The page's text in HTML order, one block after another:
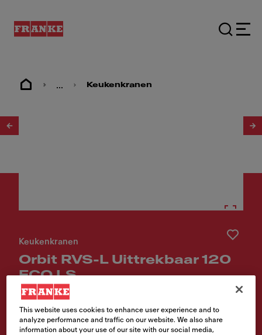
... Keukenkranen
Keukenkranen
Orbit RVS-L Uittrekbaar 120
ECO LS
Artikelnummer
115.0569.461
This website uses cookies to enhance user experience and to
analyze performance and traffic on our website. We also share
information about your use of our site with our social media,